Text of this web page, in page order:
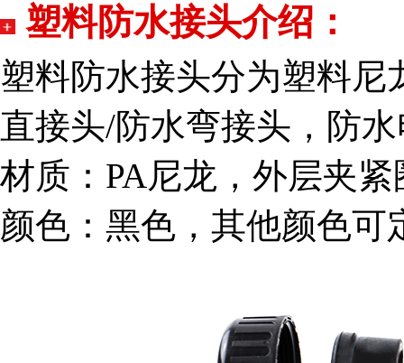
塑料防水接头介绍：
塑料防水接头分为塑料
直接头/防水弯接头，防
材质：PA尼龙，外层夹
颜色：黑色，其他颜色可